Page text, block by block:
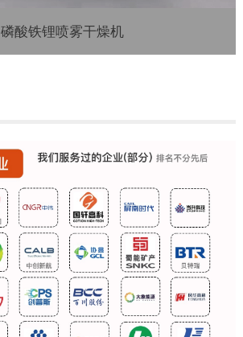
磷酸铁锂喷雾干燥机